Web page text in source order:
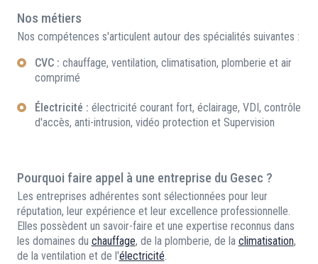
Nos métiers
Nos compétences s'articulent autour des spécialités suivantes :
CVC : chauffage, ventilation, climatisation, plomberie et air
comprimé
Électricité : électricité courant fort, éclairage, VDI, contrôle
d'accès, anti-intrusion, vidéo protection et Supervision
Pourquoi faire appel à une entreprise du Gesec ?
Les entreprises adhérentes sont sélectionnées pour leur
réputation, leur expérience et leur excellence professionnelle.
Elles possèdent un savoir-faire et une expertise reconnus dans
les domaines du chauffage, de la plomberie, de la climatisation,
de la ventilation et de l'électricité.